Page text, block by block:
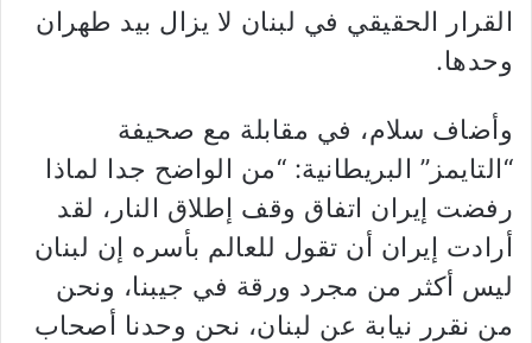
القرار الحقيقي في لبنان لا يزال بيد طهران
وحدها.
وأضاف سلام، في مقابلة مع صحيفة
“التايمز” البريطانية: “من الواضح جدا لماذا
رفضت إيران اتفاق وقف إطلاق النار، لقد
أرادت إيران أن تقول للعالم بأسره إن لبنان
ليس أكثر من مجرد ورقة في جيبنا، ونحن
من نقرر نيابة عن لبنان، نحن وحدنا أصحاب